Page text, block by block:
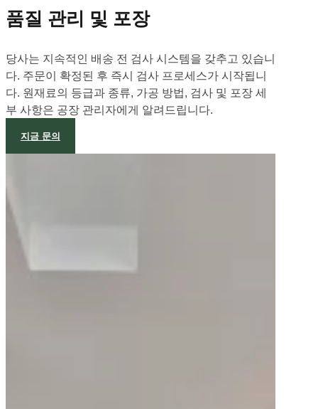
품질 관리 및 포장
당사는 지속적인 배송 전 검사 시스템을 갖추고 있습니
다. 주문이 확정된 후 즉시 검사 프로세스가 시작됩니
다. 원재료의 등급과 종류, 가공 방법, 검사 및 포장 세
부 사항은 공장 관리자에게 알려드립니다.
지금 문의